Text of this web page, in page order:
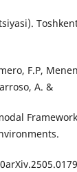
F.P,
A. &